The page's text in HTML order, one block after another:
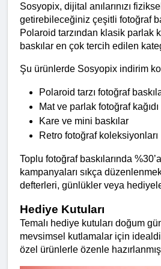
Sosyopix, dijital anılarınızı
getirebileceğiniz çeşitli fotoğraf
Polaroid tarzından klasik parlak
baskılar en çok tercih edilen
Şu ürünlerde Sosyopix indirim
Polaroid tarzı fotoğraf
Mat ve parlak fotoğraf
Kare ve mini baskılar
Retro fotoğraf koleksiyonları
Toplu fotoğraf baskılarında
kampanyaları sıkça
defterleri, günlükler veya
Hediye Kutuları
Temalı hediye kutuları doğum
mevsimsel kutlamalar için
özel ürünlerle özenle